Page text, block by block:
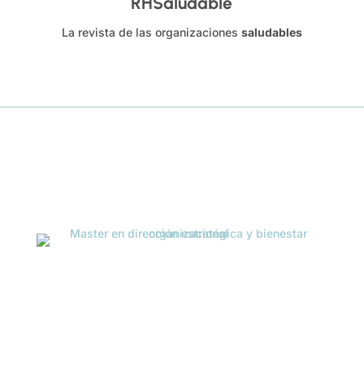
La revista de las organizaciones saludables